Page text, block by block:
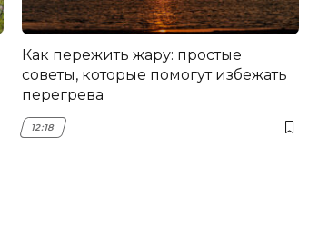
Как пережить жару: простые
советы, которые помогут избежать
перегрева
12:18